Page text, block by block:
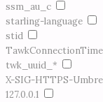
ssm_au_c
starling-language
stid
TawkConnectionTime
twk_uuid_*
X-SIG-HTTPS-
127.0.0.1